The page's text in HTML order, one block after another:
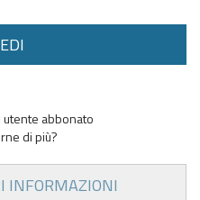
utente abbonato
di più?
INFORMAZIONI